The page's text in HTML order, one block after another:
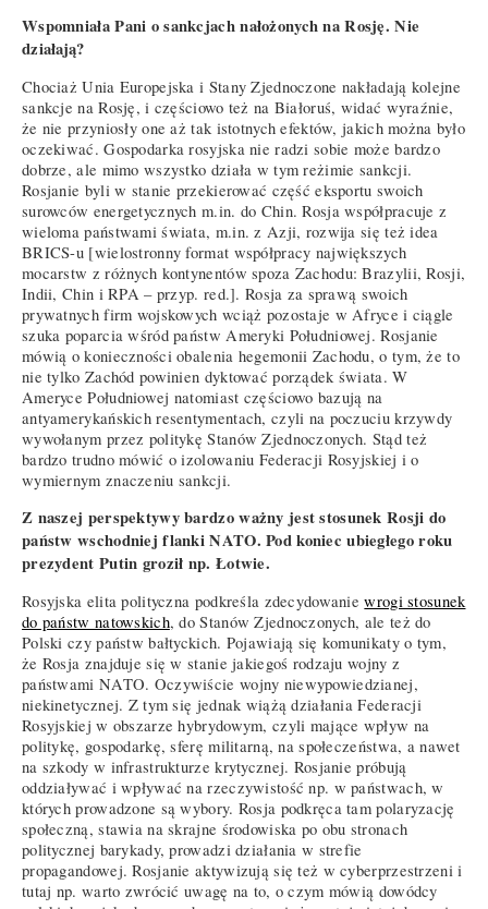
Wspomniała Pani o sankcjach nałożonych na Rosję. Nie
działają?
Chociaż Unia Europejska i Stany Zjednoczone nakładają kolejne
sankcje na Rosję, i częściowo też na Białoruś, widać wyraźnie,
że nie przyniosły one aż tak istotnych efektów, jakich można było
oczekiwać. Gospodarka rosyjska nie radzi sobie może bardzo
dobrze, ale mimo wszystko działa w tym reżimie sankcji.
Rosjanie byli w stanie przekierować część eksportu swoich
surowców energetycznych m.in. do Chin. Rosja współpracuje z
wieloma państwami świata, m.in. z Azji, rozwija się też idea
BRICS-u [wielostronny format współpracy największych
mocarstw z różnych kontynentów spoza Zachodu: Brazylii, Rosji,
Indii, Chin i RPA – przyp. red.]. Rosja za sprawą swoich
prywatnych firm wojskowych wciąż pozostaje w Afryce i ciągle
szuka poparcia wśród państw Ameryki Południowej. Rosjanie
mówią o konieczności obalenia hegemonii Zachodu, o tym, że to
nie tylko Zachód powinien dyktować porządek świata. W
Ameryce Południowej natomiast częściowo bazują na
antyamerykańskich resentymentach, czyli na poczuciu krzywdy
wywołanym przez politykę Stanów Zjednoczonych. Stąd też
bardzo trudno mówić o izolowaniu Federacji Rosyjskiej i o
wymiernym znaczeniu sankcji.
Z naszej perspektywy bardzo ważny jest stosunek Rosji do
państw wschodniej flanki NATO. Pod koniec ubiegłego roku
prezydent Putin groził np. Łotwie.
Rosyjska elita polityczna podkreśla zdecydowaniewrogi stosunek
do państw natowskich, do Stanów Zjednoczonych, ale też do
Polski czy państw bałtyckich. Pojawiają się komunikaty o tym,
że Rosja znajduje się w stanie jakiegoś rodzaju wojny z
państwami NATO. Oczywiście wojny niewypowiedzianej,
niekinetycznej. Z tym się jednak wiążą działania Federacji
Rosyjskiej w obszarze hybrydowym, czyli mające wpływ na
politykę, gospodarkę, sferę militarną, na społeczeństwa, a nawet
na szkody w infrastrukturze krytycznej. Rosjanie próbują
oddziaływać i wpływać na rzeczywistość np. w państwach, w
których prowadzone są wybory. Rosja podkręca tam polaryzację
społeczną, stawia na skrajne środowiska po obu stronach
politycznej barykady, prowadzi działania w strefie
propagandowej. Rosjanie aktywizują się też w cyberprzestrzeni i
tutaj np. warto zwrócić uwagę na to, o czym mówią dowódcy